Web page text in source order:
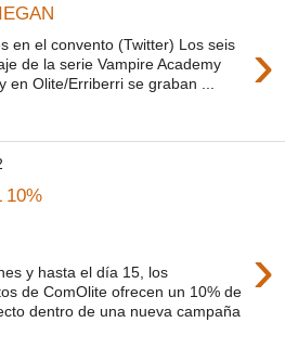
›
en el convento (Twitter) Los seis
de la serie Vampire Academy
en Olite/Erriberri se graban ...
10%
›
y hasta el día 15, los
de ComOlite ofrecen un 10% de
dentro de una nueva campaña